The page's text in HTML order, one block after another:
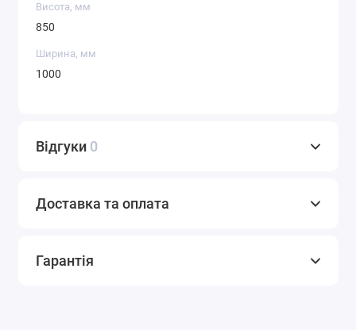
Висота, мм
850
Ширина, мм
1000
Відгуки 0
Доставка та оплата
Гарантія